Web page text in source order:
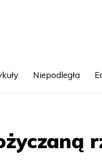
Niepodległa